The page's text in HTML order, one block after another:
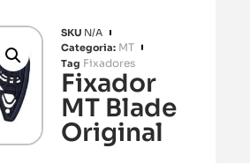
SKU N/A
Categoria: MT
Tag Fixadores
Fixador
MT Blade
Original